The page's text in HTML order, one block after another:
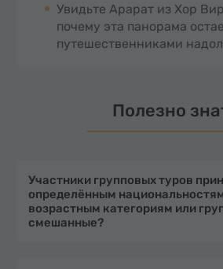
Увидьте Арарат из Хор
почему эта панорама
путешественниками
Полезно
Участники групповых туров
определённым
возрастным категориям или
смешанные?